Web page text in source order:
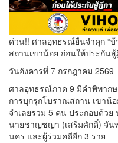
ด่วน!! ศาลอุทธรณ์ยืนจำคุก “
สถานเขาน้อย ก่อนให้ประกันสู้
วันอังคารที่ 7 กรกฎาคม 2569
ศาลอุทธรณ์ภาค 9 มีคำพิพาก
การบุกรุกโบราณสถาน เขาน้
จำเลยรวม 5 คน ประกอบด้ว
นายชาญชญา (เสริมศักดิ์) จัน
นคร และผู้ร่วมคดีอีก 3 ราย